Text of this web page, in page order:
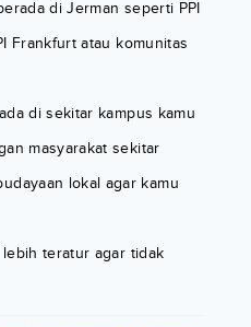
di Jerman seperti PPI
Frankfurt atau komunitas
di sekitar kampus kamu
masyarakat sekitar
lokal agar kamu
teratur agar tidak